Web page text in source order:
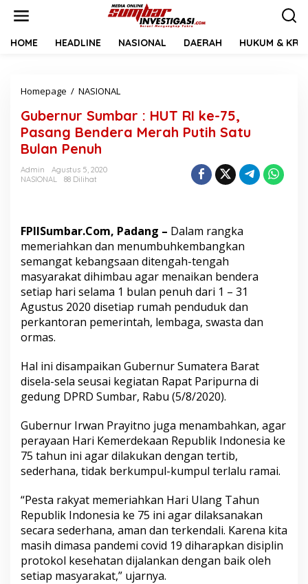
HOME HEADLINE NASIONAL DAERAH HUKUM &
Homepage / NASIONAL
b
e
b
r
:
H
U
T
R
I
7
5
,
a
s
a
n
g
e
n
d
e
r
a
M
Gubernur Sumbar : HUT RI ke-75,
Pasang Bendera Merah Putih Satu
Bulan Penuh
Admin
Agustus 5, 2020
NASIONAL
88 Dilihat
FPIISumbar.Com, Padang – Dalam rangka
memeriahkan dan menumbuhkembangkan
semangat kebangsaan ditengah-tengah
masyarakat dihimbau agar menaikan bendera
setiap hari selama 1 bulan penuh dari 1 – 31
Agustus 2020 disetiap rumah penduduk dan
perkantoran pemerintah, lembaga, swasta dan
ormas.
Hal ini disampaikan Gubernur Sumatera Barat
disela-sela seusai kegiatan Rapat Paripurna di
gedung DPRD Sumbar, Rabu (5/8/2020).
Gubernur Irwan Prayitno juga menambahkan, agar
perayaan Hari Kemerdekaan Republik Indonesia ke
75 tahun ini agar dilakukan dengan tertib,
sederhana, tidak berkumpul-kumpul terlalu ramai.
“Pesta rakyat memeriahkan Hari Ulang Tahun
Republik Indonesia ke 75 ini agar dilaksanakan
secara sederhana, aman dan terkendali. Karena kita
masih dimasa pandemi covid 19 diharapkan disiplin
protokol kesehatan dijalankan dengan baik oleh
setiap masyarakat,” ujarnya.